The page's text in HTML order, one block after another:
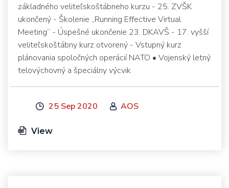
základného veliteľskoštábneho kurzu - 25. ZVŠK
ukončený - Školenie „Running Effective Virtual
Meeting“ - Úspešné ukončenie 23. DKAVŠ - 17. vyšší
veliteľskoštábny kurz otvorený - Vstupný kurz
plánovania spoločných operácií NATO • Vojenský letný
telovýchovný a špeciálny výcvik
25 Sep 2020 AOS
View